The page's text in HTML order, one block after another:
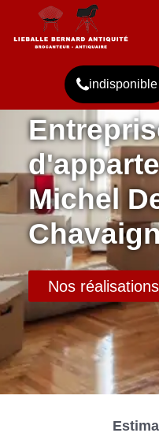
indisponible
Michel
Nos réalisations